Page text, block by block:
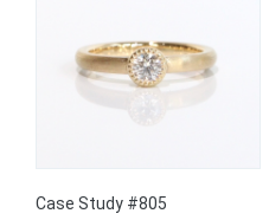
Case Study #805